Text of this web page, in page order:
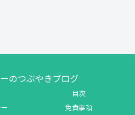
のつぶやきブログ
目次
免責事項